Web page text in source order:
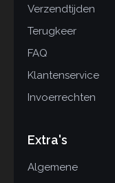
Verzendtijden
Terugkeer
FAQ
Klantenservice
Invoerrechten
Extra's
Algemene